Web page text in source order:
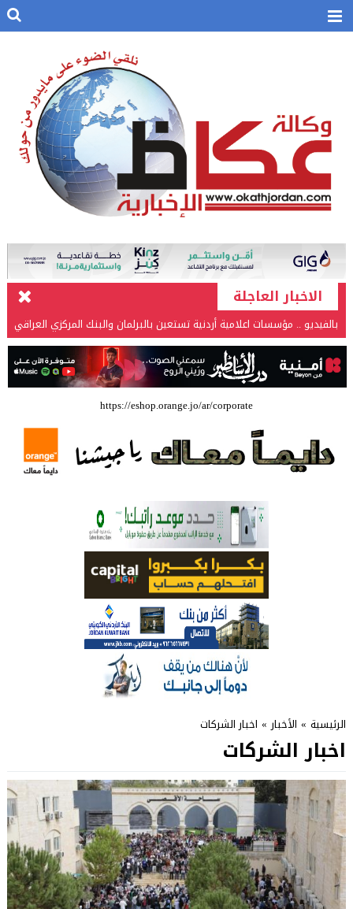
الاخبار العاجلة
بالفيديو .. مؤسسات اعلامية أردنية تستعين بالبرلمان والبنك المركزي العراقي
في قضيتها مع طارق الحسن
بالفيديو .. إرادة القائد ثم التعليم ثم الصناعة والزراعة قذفت ببنجلاديش خلال
عشرين عاما من دخل الفرد ٤٠٠$ سنويا الى ٦٠٠٠ $ ، فهل نستطيع ؟؟؟؟؟
شركة تسابيح للسياحة والسفر تسير اول رحلة لحجاج بيت الله الحرام عبر مطار
الملكة علياء الدولي – صور
العلمية الثقافية الأردنية
حملة للتبرع بالدم في جامعة الزيتونة الأردنية
https://eshop.orange.jo/ar/corporate
الرئيسية » الأخبار » اخبار الشركات
اخبار الشركات